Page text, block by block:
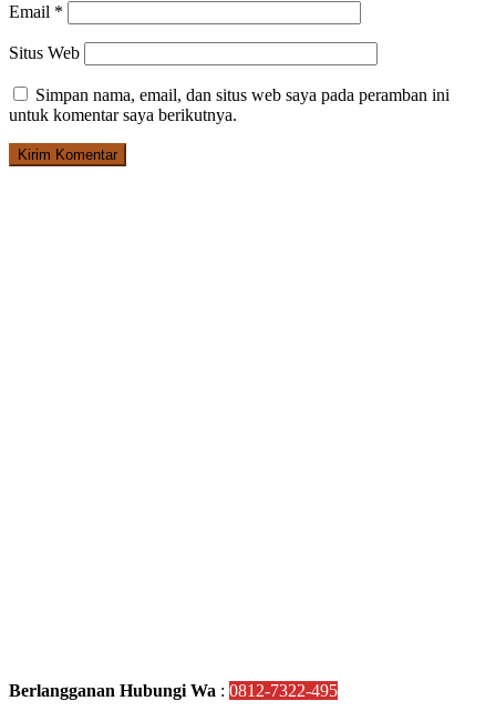
Email *
Situs Web
Simpan nama, email, dan situs web saya pada peramban ini
untuk komentar saya berikutnya.
Berlangganan Hubungi Wa : 0812-7322-495